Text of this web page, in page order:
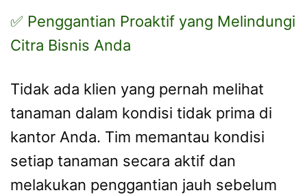
✅ Penggantian Proaktif yang Melindungi
Citra Bisnis Anda
Tidak ada klien yang pernah melihat
tanaman dalam kondisi tidak prima di
kantor Anda. Tim memantau kondisi
setiap tanaman secara aktif dan
melakukan penggantian jauh sebelum